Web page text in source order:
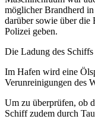
möglicher Brandherd
darüber sowie über die
Polizei geben.
Die Ladung des
Im Hafen wird eine
Verunreinigungen des
Um zu überprüfen, ob
Schiff zudem durch